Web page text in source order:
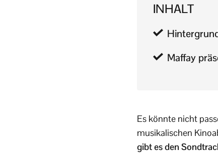
INHALT
Maffay
Es könnte nicht
musikalischen
gibt es den